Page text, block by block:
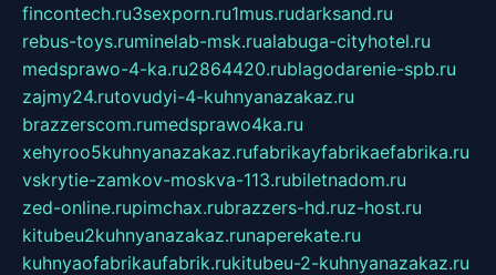
fincontech.ru3sexporn.ru1mus.rudarksand.ru
rebus-toys.ruminelab-msk.rualabuga-cityhotel.ru
medsprawo-4-ka.ru2864420.rublagodarenie-spb.ru
zajmy24.rutovudyi-4-kuhnyanazakaz.ru
brazzerscom.rumedsprawo4ka.ru
xehyroo5kuhnyanazakaz.rufabrikayfabrikaefabrika.ru
vskrytie-zamkov-moskva-113.rubiletnadom.ru
zed-online.rupimchax.rubrazzers-hd.ruz-host.ru
kitubeu2kuhnyanazakaz.runaperekate.ru
kuhnyaofabrikaufabrik.rukitubeu-2-kuhnyanazakaz.ru